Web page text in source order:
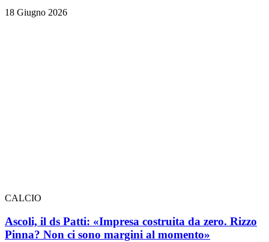
18 Giugno 2026
CALCIO
Ascoli, il ds Patti: «Impresa costruita da zero. Rizzo
Pinna? Non ci sono margini al momento»